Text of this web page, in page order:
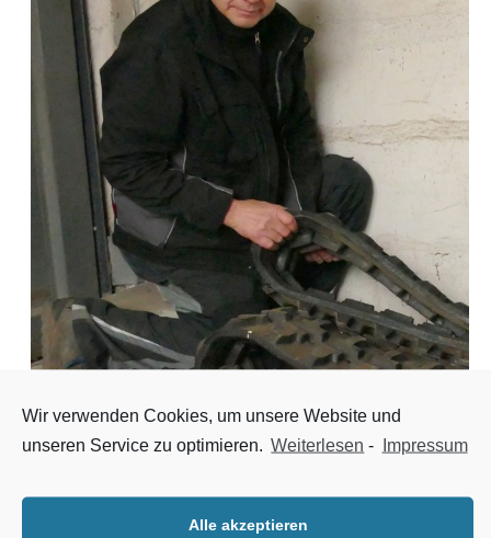
Wir verwenden Cookies, um unsere Website und
unseren Service zu optimieren. Weiterlesen - Impressum
Alle akzeptieren